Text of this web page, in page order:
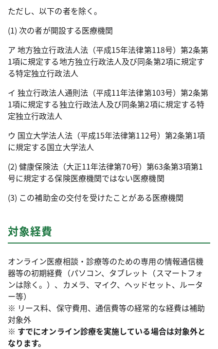
ただし、以下の者を除く。
(1) 次の者が開設する医療機関
ア 地方独立行政法人法（平成15年法律第118号）第2条第
1項に規定する地方独立行政法人及び同条第2項に規定す
る特定独立行政法人
イ 独立行政法人通則法（平成11年法律第103号）第2条第
1項に規定する独立行政法人及び同条第2項に規定する特
定独立行政法人
ウ 国立大学法人法（平成15年法律第112号）第2条第1項
に規定する国立大学法人
(2) 健康保険法（大正11年法律第70号）第63条第3項第1
号に規定する保険医療機関ではない医療機関
(3) この補助金の交付を受けたことがある医療機関
対象経費
オンライン医療相談・診療等のための専用の情報通信機
器等の初期経費（パソコン、タブレット（スマートフォ
ンは除く。）、カメラ、マイク、ヘッドセット、ルータ
ー等）
※ リース料、保守費用、通信費等の経常的な経費は補助
対象外
※ すでにオンライン診療を実施している場合は対象外と
なります。